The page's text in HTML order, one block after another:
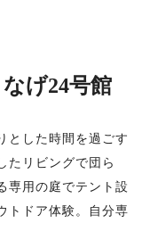
げ24号館
とした時間を過ごす
たリビングで団ら
専用の庭でテント設
トドア体験。自分専